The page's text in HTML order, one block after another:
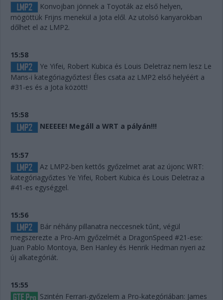
Konvojban jönnek a Toyoták az első helyen,
mögöttük Frijns menekül a Jota elől. Az utolsó kanyarokban
dőlhet el az LMP2.
15:58
Ye Yifei, Robert Kubica és Louis Deletraz nem lesz Le
Mans-i kategóriagyőztes! Éles csata az LMP2 első helyéért a
#31-es és a Jota között!
15:58
NEEEEE! Megáll a WRT a pályán!!!
15:57
Az LMP2-ben kettős győzelmet arat az újonc WRT:
kategóriagyőztes Ye Yifei, Robert Kubica és Louis Deletraz a
#41-es egységgel.
15:56
Bár néhány pillanatra neccesnek tűnt, végül
megszerezte a Pro-Am győzelmét a DragonSpeed #21-ese:
Juan Pablo Montoya, Ben Hanley és Henrik Hedman nyeri az
új alkategóriát.
15:55
Szintén Ferrari-győzelem a Pro-kategóriában: James